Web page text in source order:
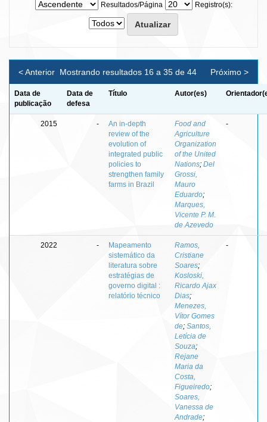
Resultados/Página
Registro(s):
Mostrando resultados 16 a 35 de 44
< Anterior Próximo >
Data de
publicação
Data de
defesa
Título Autor(es)
2015 -
An in-depth
review of the
evolution of
integrated public
policies to
strengthen family
farms in Brazil
Food and
Agriculture
Organization
of the United
Nations; Del
Grossi,
Mauro
Eduardo;
Marques,
Vicente P. M.
de Azevedo
-
2022 -
Mapeamento
sistemático da
literatura sobre
estratégias de
governo digital :
relatório técnico
Ramos,
Cristiane
Soares;
Kosloski,
Ricardo Ajax
Dias;
Menezes,
Vítor Gomes
de; Santos,
Letícia de
Souza;
Rejane
Maria da
Costa,
Figueiredo;
Soares,
Vanessa de
Andrade;
-